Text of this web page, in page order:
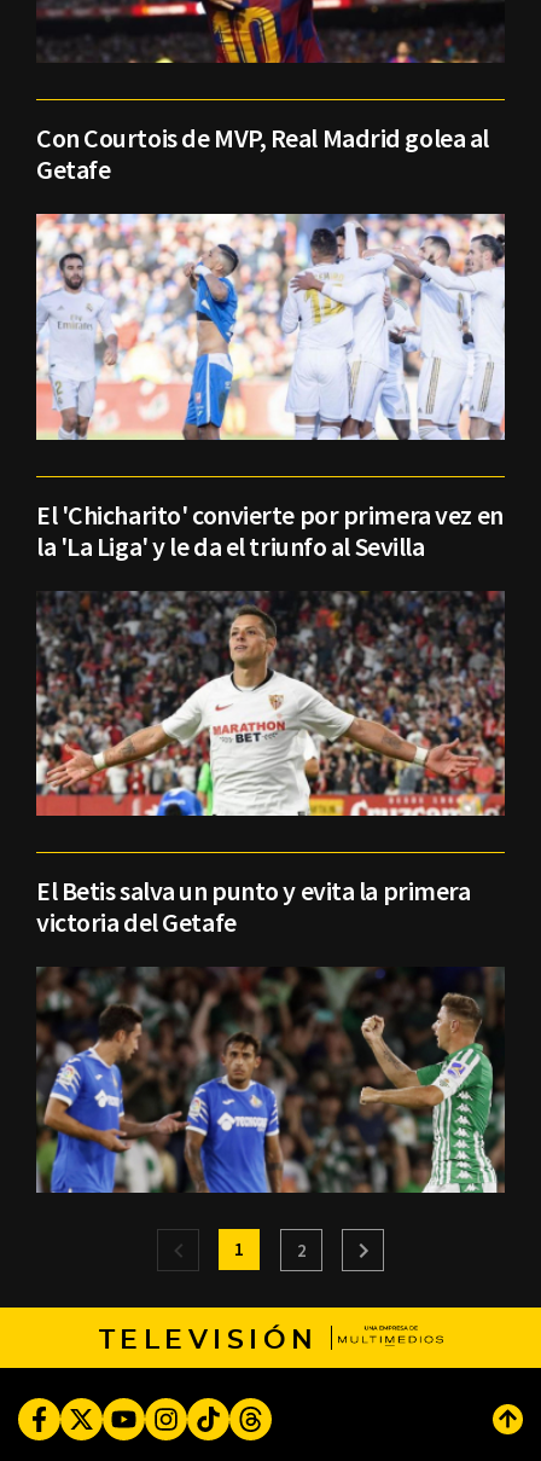
Con Courtois de MVP, Real Madrid golea al
Getafe
El 'Chicharito' convierte por primera vez en
la 'La Liga' y le da el triunfo al Sevilla
El Betis salva un punto y evita la primera
victoria del Getafe
1 2
TELEVISIÓN
FacebookTwitterYoutubeInstagram
TikTokThreads